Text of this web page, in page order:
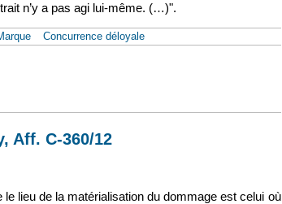
n’y a pas agi lui-même. (…)".
Concurrence déloyale
Aff. C-360/12
le lieu de la matérialisation du dommage est celui où